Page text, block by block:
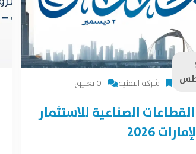
شركة التقنية 0 تعليق
الصناعية للاستثمار
2026